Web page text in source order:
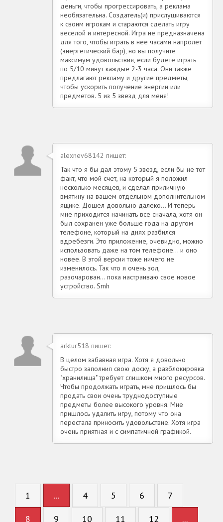
деньги, чтобы прогрессировать, а реклама
необязательна. Создатель(и) прислушиваются
к своим игрокам и стараются сделать игру
веселой и интересной. Игра не предназначена
для того, чтобы играть в нее часами напролет
(энергетический бар), но вы получите
максимум удовольствия, если будете играть
по 5/10 минут каждые 2-3 часа. Они также
предлагают рекламу и другие предметы,
чтобы ускорить получение энергии или
предметов. 5 из 5 звезд для меня!
alexnev68142 пишет:
Так что я бы дал этому 5 звезд, если бы не тот
факт, что мой счет, на который я положил
несколько месяцев, и сделал приличную
вмятину на вашем отдельном дополнительном
ящике. Дошел довольно далеко... И теперь
мне приходится начинать все сначала, хотя он
был сохранен уже больше года на другом
телефоне, который на днях разбился
вдребезги. Это приложение, очевидно, можно
использовать даже на том телефоне... и оно
новее. В этой версии тоже ничего не
изменилось. Так что я очень зол,
разочарован... пока настраиваю свое новое
устройство. Smh
arktur518 пишет:
В целом забавная игра. Хотя я довольно
быстро заполнил свою доску, а разблокировка
"хранилища" требует слишком много ресурсов.
Чтобы продолжать играть, мне пришлось бы
продать свои очень труднодоступные
предметы более высокого уровня. Мне
пришлось удалить игру, потому что она
перестала приносить удовольствие. Хотя игра
очень приятная и с симпатичной графикой.
1 ... 4 5 6 7
8 9 10 11 12 ...